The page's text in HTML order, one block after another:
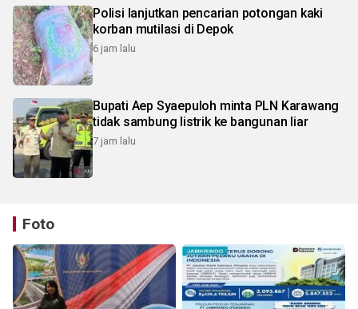
Polisi lanjutkan pencarian potongan kaki
korban mutilasi di Depok
6 jam lalu
Bupati Aep Syaepuloh minta PLN Karawang
tidak sambung listrik ke bangunan liar
7 jam lalu
Foto